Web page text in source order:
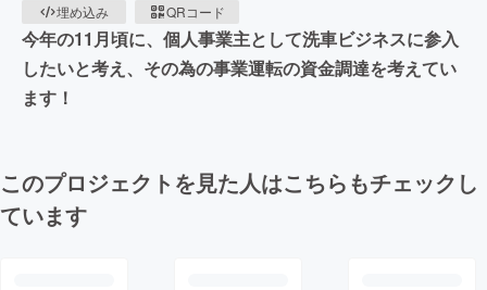
埋め込み
QRコード
今年の11月頃に、個人事業主として洗車ビジネスに参入
したいと考え、その為の事業運転の資金調達を考えてい
ます！
このプロジェクトを見た人はこちらもチェックし
ています